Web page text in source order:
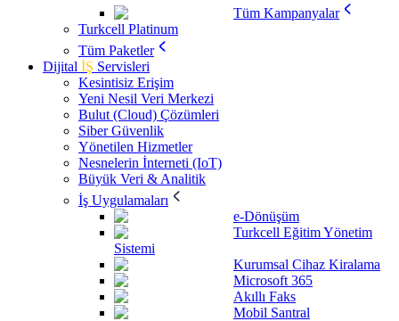
Tüm Kampanyalar
Turkcell Platinum
Tüm Paketler
Dijital İŞ Servisleri
Kesintisiz Erişim
Yeni Nesil Veri Merkezi
Bulut (Cloud) Çözümleri
Siber Güvenlik
Yönetilen Hizmetler
Nesnelerin İnterneti (IoT)
Büyük Veri & Analitik
İş Uygulamaları
e-Dönüşüm
Turkcell Eğitim Yönetim
Sistemi
Kurumsal Cihaz Kiralama
Microsoft 365
Akıllı Faks
Mobil Santral